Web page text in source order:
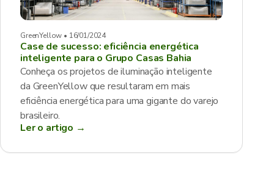
GreenYellow • 16/01/2024
Case de sucesso: eficiência energética
inteligente para o Grupo Casas Bahia
Conheça os projetos de iluminação inteligente
da GreenYellow que resultaram em mais
eficiência energética para uma gigante do varejo
brasileiro.
Ler o artigo →